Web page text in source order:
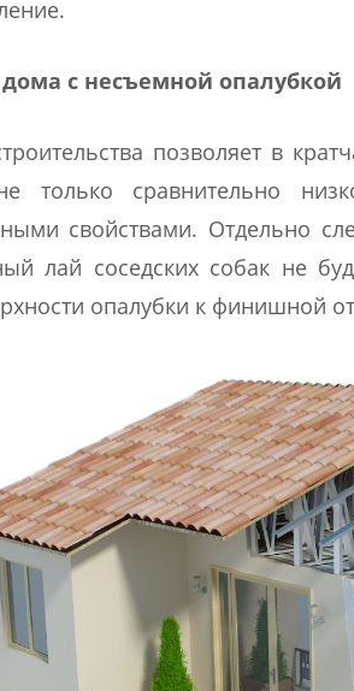
дома с несъемной опалубкой
позволяет в
только сравнительно
свойствами. Отдельно
лай соседских собак не
опалубки к финишной